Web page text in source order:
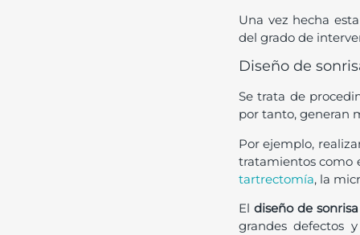
Una vez hecha
del grado de
Diseño de
Se trata de
por tanto, generan
Por ejemplo,
tratamientos como
tartrectomía, la
El diseño de
grandes defectos